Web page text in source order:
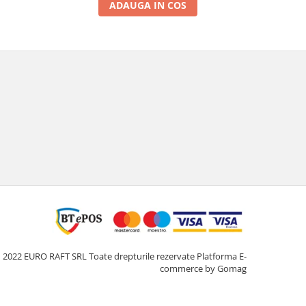
ADAUGA IN COS
2022 EURO RAFT SRL Toate drepturile rezervate Platforma E-
commerce by Gomag